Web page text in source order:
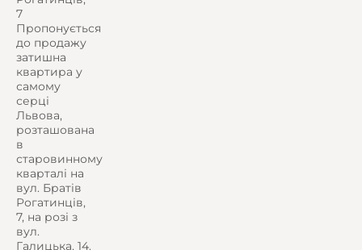
7
Пропонується
до продажу
затишна
квартира у
самому
серці
Львова,
розташована
в
старовинному
кварталі на
вул. Братів
Рогатинців,
7, на розі з
вул.
Галицька, 14.